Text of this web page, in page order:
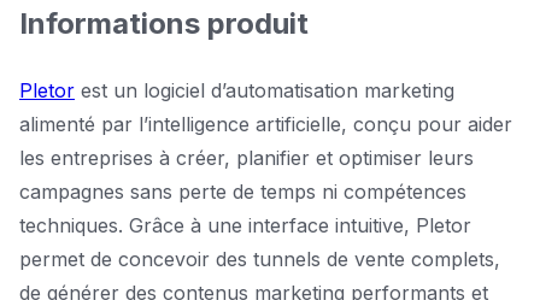
Informations produit
Pletor est un logiciel d’automatisation marketing
alimenté par l’intelligence artificielle, conçu pour aider
les entreprises à créer, planifier et optimiser leurs
campagnes sans perte de temps ni compétences
techniques. Grâce à une interface intuitive, Pletor
permet de concevoir des tunnels de vente complets,
de générer des contenus marketing performants et